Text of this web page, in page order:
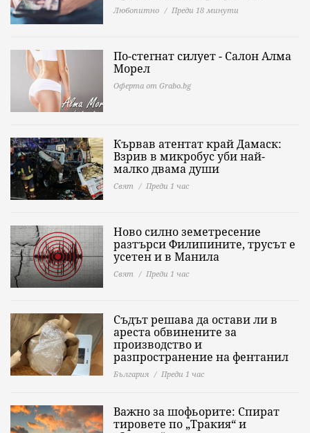
Любопитно Преди 18 минути
По-стегнат силует - Салон Алма
Морел
Оферта от Grabo.bg
Кървав атентат край Дамаск:
Взрив в микробус уби най-
малко двама души
Свят Преди 1 час
Ново силно земетресение
разтърси Филипините, трусът е
усетен и в Манила
Свят Преди 1 час
Съдът решава да остави ли в
ареста обвинените за
производство и
разпространение на фентанил
България Преди 1 час
Важно за шофьорите: Спират
тировете по „Тракия“ и